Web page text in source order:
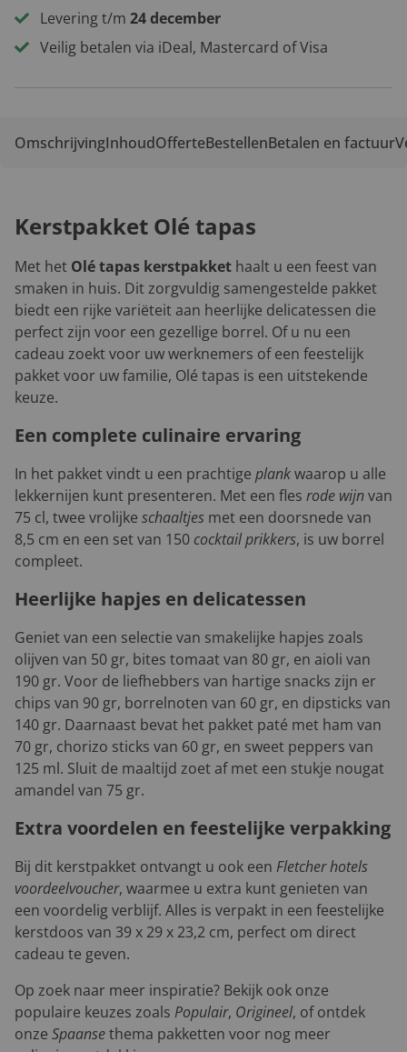
Levering t/m 24 december
Veilig betalen via iDeal, Mastercard of Visa
OmschrijvingInhoudOfferteBestellenBetalen en factuur
Kerstpakket Olé tapas
Met het Olé tapas kerstpakket haalt u een feest van
smaken in huis. Dit zorgvuldig samengestelde pakket
biedt een rijke variëteit aan heerlijke delicatessen die
perfect zijn voor een gezellige borrel. Of u nu een
cadeau zoekt voor uw werknemers of een feestelijk
pakket voor uw familie, Olé tapas is een uitstekende
keuze.
Een complete culinaire ervaring
In het pakket vindt u een prachtige plankwaarop u alle
lekkernijen kunt presenteren. Met een fles rode wijnvan
75 cl, twee vrolijke schaaltjes met een doorsnede van
8,5 cm en een set van 150 cocktail prikkers, is uw borrel
compleet.
Heerlijke hapjes en delicatessen
Geniet van een selectie van smakelijke hapjes zoals
olijven van 50 gr, bites tomaat van 80 gr, en aioli van
190 gr. Voor de liefhebbers van hartige snacks zijn er
chips van 90 gr, borrelnoten van 60 gr, en dipsticks van
140 gr. Daarnaast bevat het pakket paté met ham van
70 gr, chorizo sticks van 60 gr, en sweet peppers van
125 ml. Sluit de maaltijd zoet af met een stukje nougat
amandel van 75 gr.
Extra voordelen en feestelijke verpakking
Bij dit kerstpakket ontvangt u ook een Fletcher hotels
voordeelvoucher, waarmee u extra kunt genieten van
een voordelig verblijf. Alles is verpakt in een feestelijke
kerstdoos van 39 x 29 x 23,2 cm, perfect om direct
cadeau te geven.
Op zoek naar meer inspiratie? Bekijk ook onze
populaire keuzes zoals Populair, Origineel, of ontdek
onze Spaansethema pakketten voor nog meer